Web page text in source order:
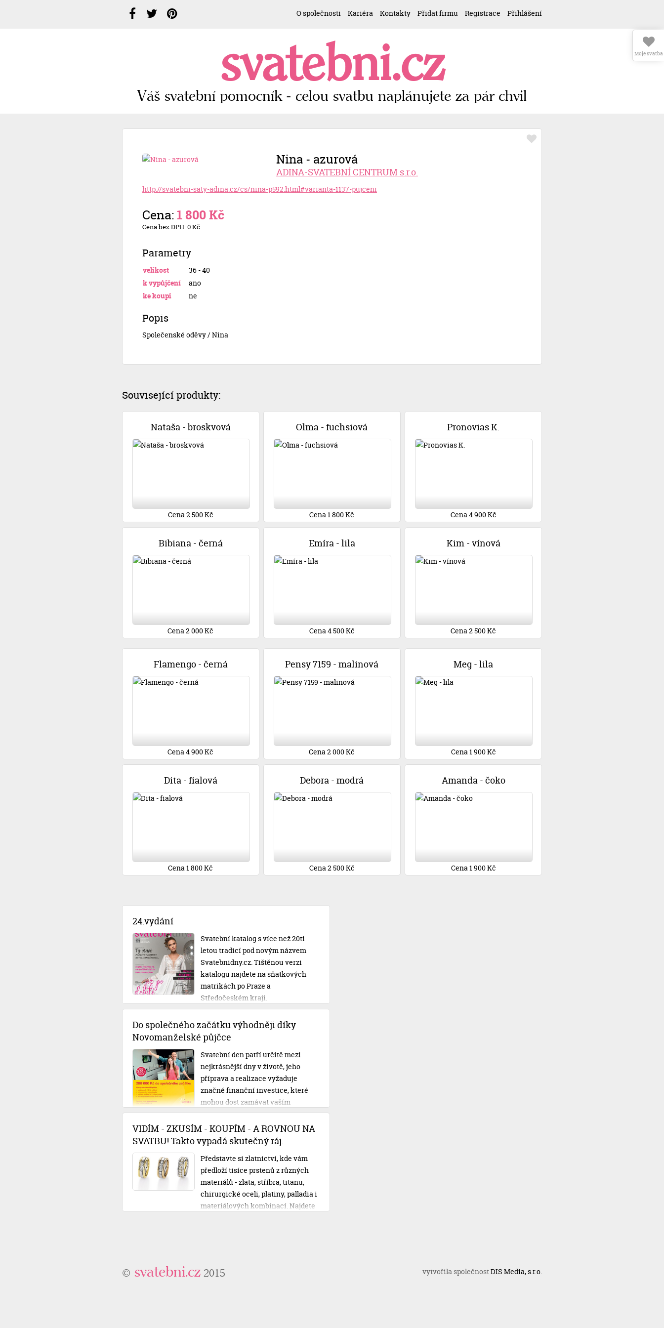
O společnosti Kariéra Kontakty Přidat firmu Registrace Přihlášení
svatebni.cz
Váš svatební pomocník - celou svatbu naplánujete za pár chvil
Nina - azurová
ADINA-SVATEBNÍ CENTRUM s.r.o.
http://svatebni-saty-adina.cz/cs/nina-p592.html#varianta-1137-pujceni
Cena:1 800 Kč
Cena bez DPH: 0 Kč
Parametry
velikost
36 - 40
k vypůjčení
ano
ke koupi
ne
Popis
Společenské oděvy / Nina
Související produkty:
Nataša - broskvová
Cena 2 500 Kč
Olma - fuchsiová
Cena 1 800 Kč
Pronovias K.
Cena 4 900 Kč
Bibiana - černá
Cena 2 000 Kč
Emíra - lila
Cena 4 500 Kč
Kim - vínová
Cena 2 500 Kč
Flamengo - černá
Cena 4 900 Kč
Pensy 7159 - malinová
Cena 2 000 Kč
Meg - lila
Cena 1 900 Kč
Dita - fialová
Cena 1 800 Kč
Debora - modrá
Cena 2 500 Kč
Amanda - čoko
Cena 1 900 Kč
24.vydání
Svatební katalog s více než 20ti
letou tradicí pod novým názvem
Svatebnidny.cz. Tištěnou verzi
katalogu najdete na sňatkových
matrikách po Praze a
Středočeském kraji.
Do společného začátku výhodněji díky
Novomanželské půjčce
Svatební den patří určitě mezi
nejkrásnější dny v životě, jeho
příprava a realizace vyžaduje
značné finanční investice, které
mohou dost zamávat vaším
rozpočtem. S Novomanželskou
půjčkou od Cofidisu se však o své
posvatební plány nemusíte obávat.
VIDÍM - ZKUSÍM - KOUPÍM - A ROVNOU NA
SVATBU! Takto vypadá skutečný ráj.
Představte si zlatnictví, kde vám
předloží tisíce prstenů z různých
materiálů - zlata, stříbra, titanu,
chirurgické oceli, platiny, palladia i
materiálových kombinací. Najdete
Moje svatba
© svatebni.cz 2015 vytvořila společnostDIS Media, s.r.o.